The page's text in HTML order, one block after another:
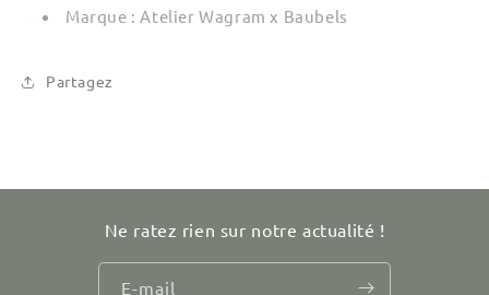
Marque : Atelier Wagram x Baubels
Partagez
Ne ratez rien sur notre actualité !
E-mail